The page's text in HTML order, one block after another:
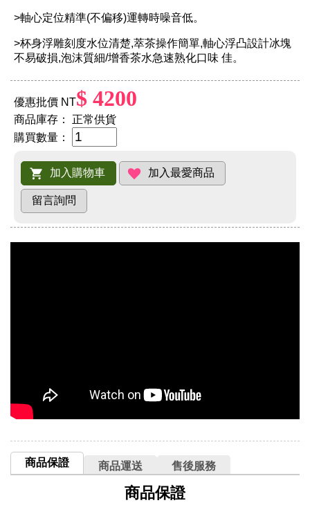
>軸心定位精準(不偏移)運轉時噪音低。
>杯身浮雕刻度水位清楚,萃茶操作簡單,軸心浮凸設計冰塊
不易破損,泡沫質細/增香茶水急速熟化口味 佳。
優惠批價 NT$ 4200
商品庫存：
正常供貨
購買數量：
商品保證 商品運送 售後服務
商品保證